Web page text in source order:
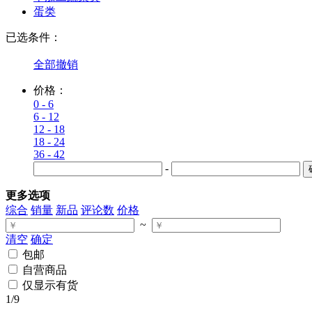
蛋类
已选条件：
全部撤销
价格：
0 - 6
6 - 12
12 - 18
18 - 24
36 - 42
-
更多选项
综合 销量 新品 评论数 价格
~
清空 确定
包邮
自营商品
仅显示有货
1/9